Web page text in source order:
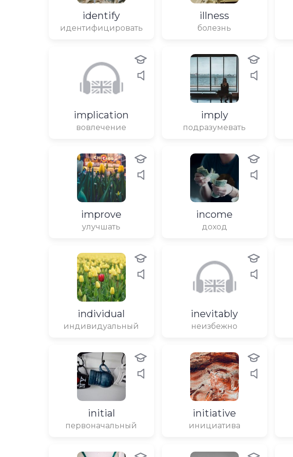
identify
идентифицировать
illness
болезнь
implication
вовлечение
imply
подразумевать
improve
улучшать
income
доход
individual
индивидуальный
inevitably
неизбежно
initial
первоначальный
initiative
инициатива